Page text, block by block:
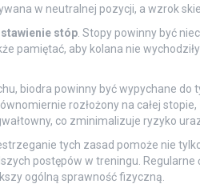
w neutralnej pozycji, a wzrok
stóp. Stopy powinny być
pamiętać, aby kolana nie
biodra powinny być wypychane do
rozłożony na całej
co zminimalizuje ryzyko
tych zasad pomoże nie
postępów w treningu.
ogólną sprawność fizyczną.